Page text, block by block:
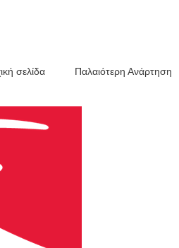
Παλαιότερη Ανάρτηση
σελίδα